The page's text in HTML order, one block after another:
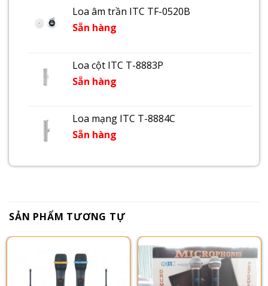
Loa âm trần ITC TF-0520B
Sẵn hàng
Loa cột ITC T-8883P
Sẵn hàng
Loa mạng ITC T-8884C
Sẵn hàng
SẢN PHẨM TƯƠNG TỰ